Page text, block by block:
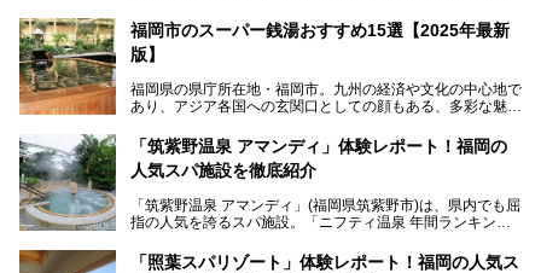
す。
「ふだん着の温泉 鶴は千年」は、吉井温泉にある日帰り入
住民や温泉ファンに愛され続けています。今回は筆者自ら日
帰り入浴し、自慢の温泉を中心に詳細レビューします！
福岡市のスーパー銭湯おすすめ15選【2025年最新
版】
福岡県の県庁所在地・福岡市。九州の経済や文化の中心地で
あり、アジア各国への玄関口としての顔もある、多彩な魅力
そんな福岡市は、スーパー銭湯も多種多彩。玄界灘を眺めら
れるリゾート気分満点のスーパー銭湯から、繁華街近くのレ
いスーパー銭湯を一挙ご紹介します。
「筑紫野温泉 アマンディ」体験レポート！福岡の
人気スパ施設を徹底紹介
「筑紫野温泉 アマンディ」(福岡県筑紫野市)は、県内でも屈
指の人気を誇るスパ施設。「ニフティ温泉 年間ランキング2
入浴客で賑わっています。
「照葉スパリゾート」体験レポート！福岡の人気ス